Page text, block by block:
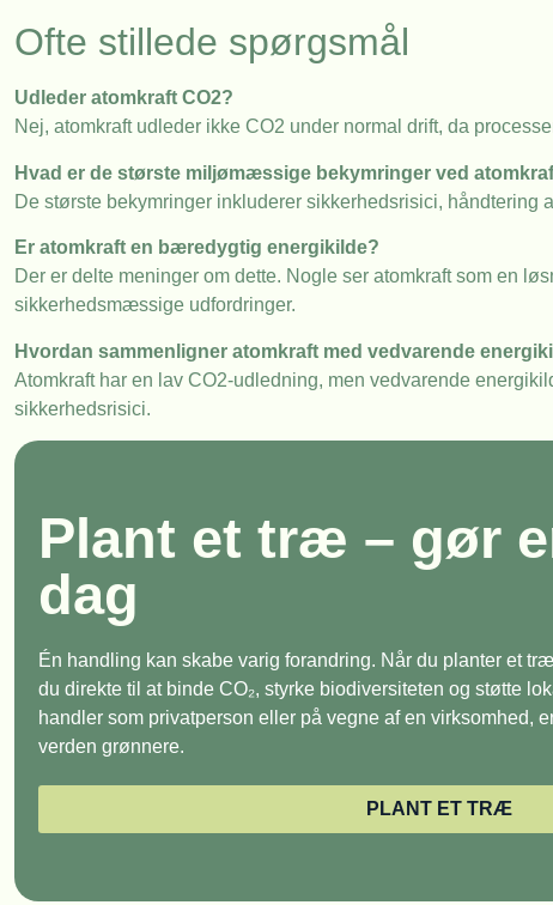
Ofte stillede spørgsmål
Udleder atomkraft CO2?
Nej, atomkraft udleder ikke CO2 under normal drift, da
Hvad er de største miljømæssige bekymringer ved
De største bekymringer inkluderer sikkerhedsrisici, håndtering
Er atomkraft en bæredygtig energikilde?
Der er delte meninger om dette. Nogle ser atomkraft som en
sikkerhedsmæssige udfordringer.
Hvordan sammenligner atomkraft med vedvarende
Atomkraft har en lav CO2-udledning, men vedvarende
sikkerhedsrisici.
Plant et træ – gør
dag
Én handling kan skabe varig forandring. Når du planter et
du direkte til at binde CO₂, styrke biodiversiteten og støtte
handler som privatperson eller på vegne af en virksomhed,
verden grønnere.
PLANT ET TRÆ